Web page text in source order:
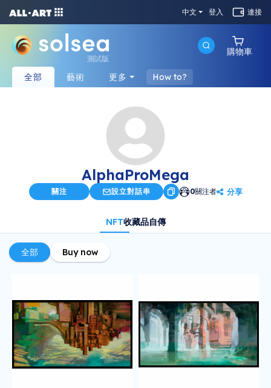
中文 登入 連接
測試版
購物車
全部 藝術 更多 How to?
AlphaProMega
關注 設立對話串 0關注者 分享
NFT收藏品自傳
全部 Buy now